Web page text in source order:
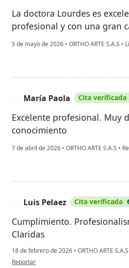
La doctora Lourdes es
profesional y con una gran
5 de mayo de 2026 • ORTHO ARTE S.A.S •
María Paola Cita verificada
Excelente profesional. Muy
conocimiento
7 de abril de 2026 • ORTHO ARTE S.A.S •
Luis Pelaez Cita verificada
Cumplimiento.
Claridas
18 de febrero de 2026 • ORTHO ARTE S.A.S
en opinión del usuario Luis Pelaez
Reportar